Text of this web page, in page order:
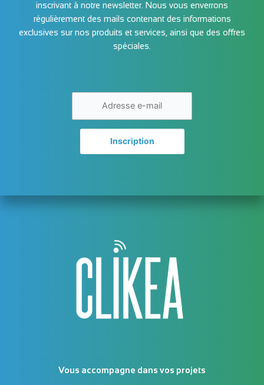
inscrivant à notre newsletter. Nous vous enverrons
régulièrement des mails contenant des informations
exclusives sur nos produits et services, ainsi que des offres
spéciales.
Vous accompagne dans vos projets